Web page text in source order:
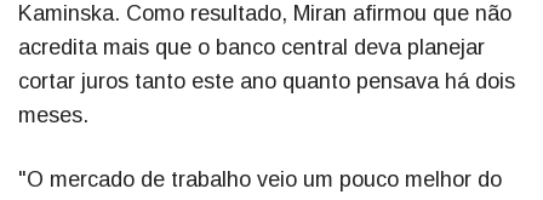
Kaminska. Como resultado, Miran afirmou que não
acredita mais que o banco central deva planejar
cortar juros tanto este ano quanto pensava há dois
meses.
"O mercado de trabalho veio um pouco melhor do